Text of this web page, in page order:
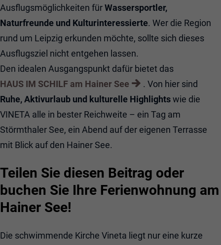
Ausflugsmöglichkeiten fürWassersportler,
Naturfreunde und Kulturinteressierte. Wer die Region
rund um Leipzig erkunden möchte, sollte sich dieses
Ausflugsziel nicht entgehen lassen.
Den idealen Ausgangspunkt dafür bietet das
HAUS IM SCHILF am Hainer See
. Von hier sind
Ruhe, Aktivurlaub und kulturelle Highlightswie die
VINETA alle in bester Reichweite – ein Tag am
Störmthaler See, ein Abend auf der eigenen Terrasse
mit Blick auf den Hainer See.
Teilen Sie diesen Beitrag oder
buchen Sie Ihre Ferienwohnung am
Hainer See!
Die schwimmende Kirche Vineta liegt nur eine kurze